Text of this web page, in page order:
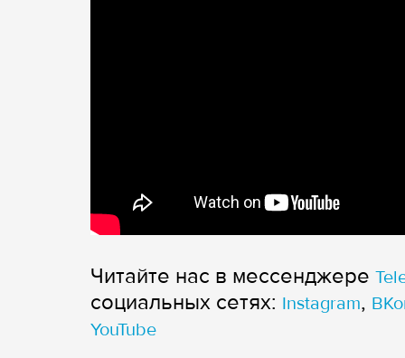
Читайте нас в мессенджере
cоциальных сетях: Instagram,
YouTube